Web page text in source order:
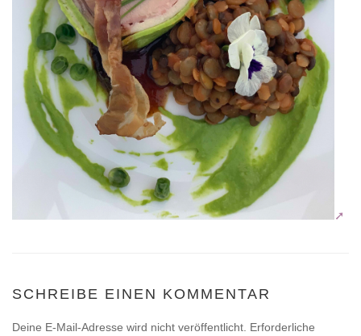
SCHREIBE EINEN KOMMENTAR
Deine E-Mail-Adresse wird nicht veröffentlicht. Erforderliche